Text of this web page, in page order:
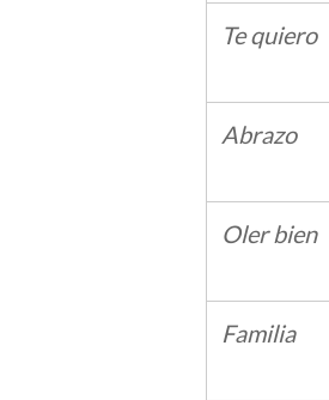
Te quiero
Abrazo
Oler bien
Familia